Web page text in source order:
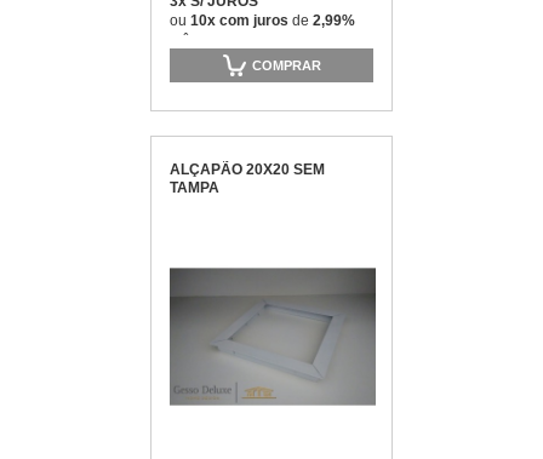
ou 10x com juros de 2,99%
mês
COMPRAR
ALÇAPÃO 20X20 SEM
TAMPA